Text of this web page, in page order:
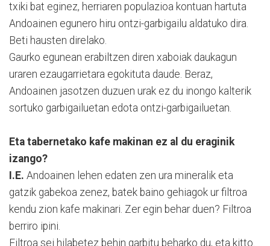
txiki bat eginez, herriaren populazioa kontuan hartuta
Andoainen egunero hiru ontzi-garbigailu aldatuko dira.
Beti hausten direlako.
Gaurko egunean erabiltzen diren xaboiak daukagun
uraren ezaugarrietara egokituta daude. Beraz,
Andoainen jasotzen duzuen urak ez du inongo kalterik
sortuko garbigailuetan edota ontzi-garbigailuetan.
Eta tabernetako kafe makinan ez al du eraginik
izango?
I.E. Andoainen lehen edaten zen ura mineralik eta
gatzik gabekoa zenez, batek baino gehiagok ur filtroa
kendu zion kafe makinari. Zer egin behar duen? Filtroa
berriro ipini.
Filtroa sei hilabetez behin garbitu beharko du, eta kitto.